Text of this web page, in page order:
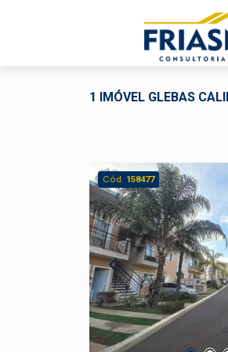
1 IMÓVEL GLEBAS
Cód. 158477